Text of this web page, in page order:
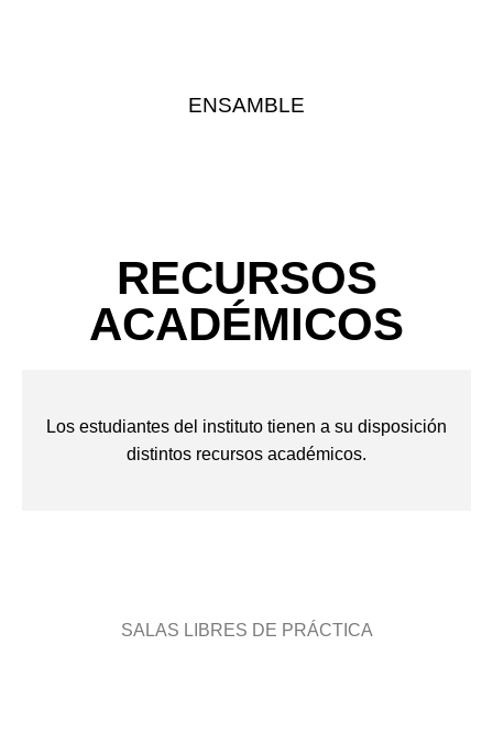
ENSAMBLE
RECURSOS
ACADÉMICOS
Los estudiantes del instituto tienen a su disposición
distintos recursos académicos.
SALAS LIBRES DE PRÁCTICA